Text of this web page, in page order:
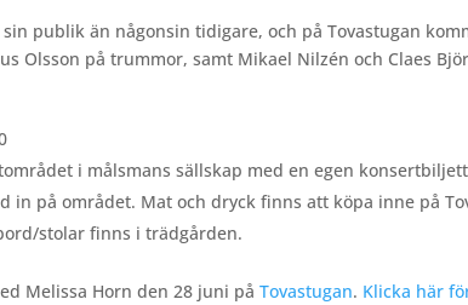
publik än någonsin tidigare, och på Tovastugan
Olsson på trummor, samt Mikael Nilzén och Claes
i målsmans sällskap med en egen
in på området. Mat och dryck finns att köpa inne på
stolar finns i trädgården.
Melissa Horn den 28 juni på Tovastugan. Klicka här